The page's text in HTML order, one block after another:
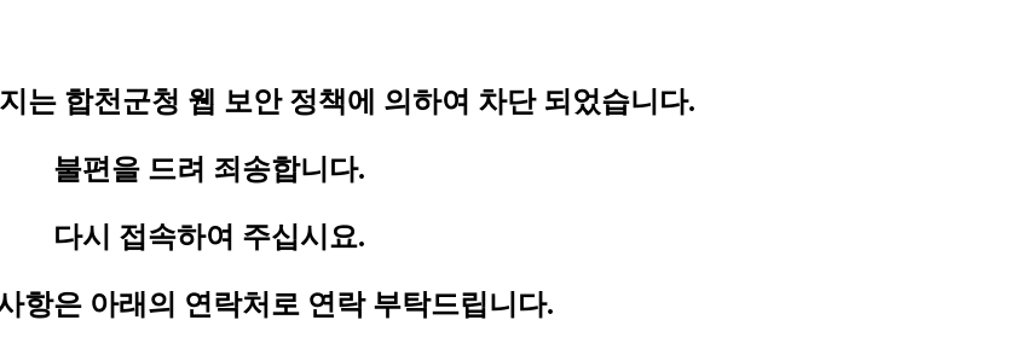
는 합천군청 웹 보안 정책에 의하여 차단 되었습니다.
불편을 드려 죄송합니다.
다시 접속하여 주십시요.
항은 아래의 연락처로 연락 부탁드립니다.